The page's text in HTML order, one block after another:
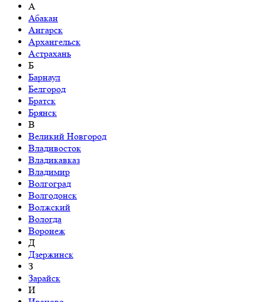
А
Абакан
Ангарск
Архангельск
Астрахань
Б
Барнаул
Белгород
Братск
Брянск
В
Великий Новгород
Владивосток
Владикавказ
Владимир
Волгоград
Волгодонск
Волжский
Вологда
Воронеж
Д
Дзержинск
З
Зарайск
И